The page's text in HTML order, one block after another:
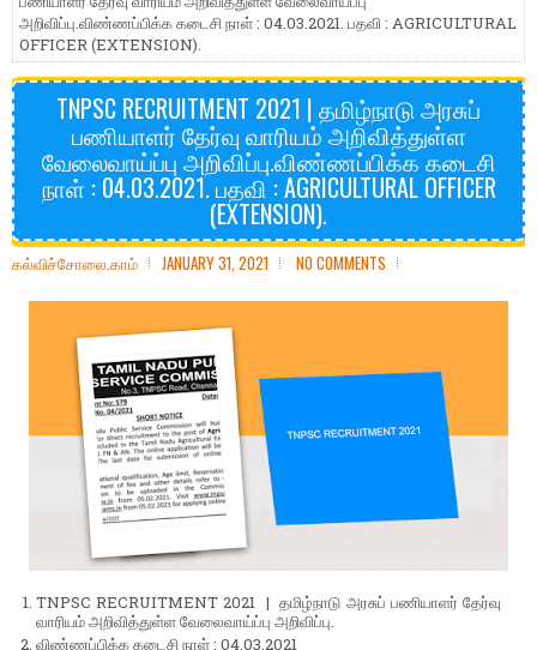
அறிவிப்பு.விண்ணப்பிக்க கடைசி நாள் : 04.03.2021. பதவி : AGRICULTURAL
OFFICER (EXTENSION).
TNPSC RECRUITMENT 2021 | தமிழ்நாடு அரசுப்
பணியாளர் தேர்வு வாரியம் அறிவித்துள்ள
வேலைவாய்ப்பு அறிவிப்பு.விண்ணப்பிக்க கடைசி
நாள் : 04.03.2021. பதவி : AGRICULTURAL OFFICER
(EXTENSION).
கல்விச்சோலை.காம் JANUARY 31, 2021 NO COMMENTS
TNPSC RECRUITMENT 2021 | தமிழ்நாடு அரசுப் பணியாளர் தேர்வு
வாரியம் அறிவித்துள்ள வேலைவாய்ப்பு அறிவிப்பு.
விண்ணப்பிக்க கடைசி நாள் : 04.03.2021